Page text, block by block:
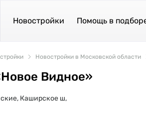
Новостройки Помощь в
Новостройки в Московской области
Видное»
Каширское ш,